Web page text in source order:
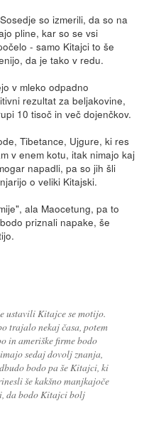
so izmerili, da so na
pline, kar so se vsi
- samo Kitajci to še
da je tako v redu.
v mleko odpadno
rezultat za beljakovine,
10 tisoč in več dojenčkov.
Tibetance, Ujgure, ki res
v enem kotu, itak nimajo kaj
napadli, pa so jih šli
o veliki Kitajski.
ala Maocetung, pa to
priznali napake, še
ustavili Kitajce se motijo.
trajalo nekaj časa, potem
in ameriške firme bodo
sedaj dovolj znanja,
bodo pa še Kitajci, ki
še kakšno manjkajoče
da bodo Kitajci bolj